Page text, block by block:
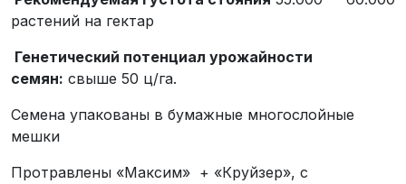
растений на гектар
Генетический потенциал урожайности
семян: свыше 50 ц/га.
Семена упакованы в бумажные многослойные
мешки
Протравлены «Максим» + «Круйзер», с